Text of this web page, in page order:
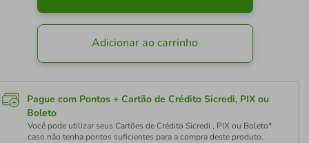
Adicionar ao carrinho
Pague com Pontos + Cartão de Crédito Sicredi, PIX ou
Boleto
Você pode utilizar seus Cartões de Crédito Sicredi , PIX ou Boleto*
caso não tenha pontos suficientes para a compra deste produto.